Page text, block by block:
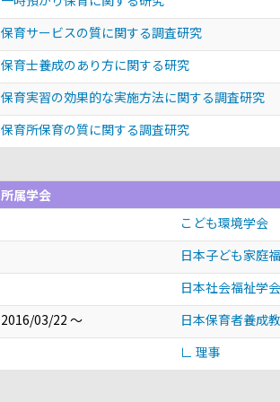
保育サービスの質に関する調査研究
保育士養成のあり方に関する研究
保育実習の効果的な実施方法に関する調査研究
保育所保育の質に関する調査研究
所属学会
こども環境学会
日本子ども家庭
日本社会福祉学会
2016/03/22 ～
日本保育者養成
∟ 理事